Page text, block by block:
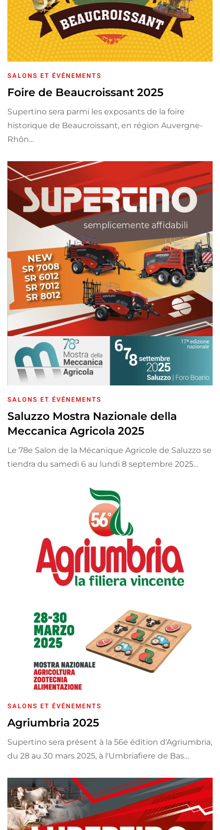
SALONS ET ÉVÉNEMENTS
Foire de Beaucroissant 2025
Supertino sera parmi les exposants de la foire
historique de Beaucroissant, en région Auvergne-
Rhôn…
SALONS ET ÉVÉNEMENTS
Saluzzo Mostra Nazionale della
Meccanica Agricola 2025
Le 78e Salon de la Mécanique Agricole de Saluzzo se
tiendra du samedi 6 au lundi 8 septembre 2025…
SALONS ET ÉVÉNEMENTS
Agriumbria 2025
Supertino sera présent à la 56e édition d'Agriumbria,
du 28 au 30 mars 2025, à l'Umbriafiere de Bas…